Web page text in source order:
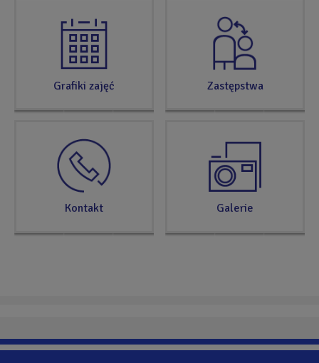
Grafiki zajęć Zastępstwa
Kontakt Galerie